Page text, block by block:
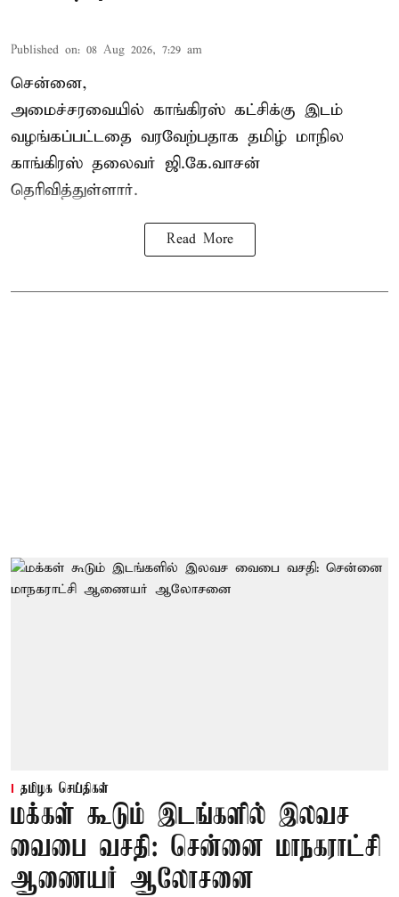
Published on: 08 Aug 2026, 7:29 am
சென்னை,
அமைச்சரவையில் காங்கிரஸ் கட்சிக்கு இடம்
வழங்கப்பட்டதை வரவேற்பதாக தமிழ் மாநில
காங்கிரஸ் தலைவர் ஜி.கே.வாசன்
தெரிவித்துள்ளார்.
Read More
தமிழக செய்திகள்
மக்கள் கூடும் இடங்களில் இலவச
வைபை வசதி: சென்னை மாநகராட்சி
ஆணையர் ஆலோசனை